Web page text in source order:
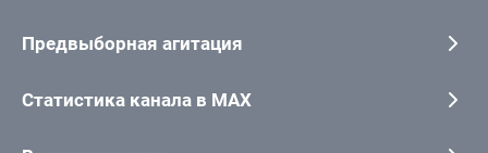
Предвыборная агитация
Статистика канала в MAX